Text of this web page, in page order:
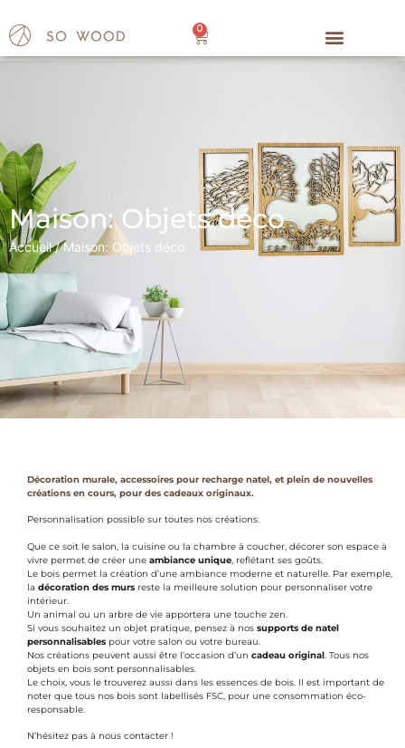
0
Maison: Objets déco
Accueil/ Maison: Objets déco
Décoration murale, accessoires pour recharge natel, et plein de nouvelles
créations en cours, pour des cadeaux originaux.
Personnalisation possible sur toutes nos créations.
Que ce soit le salon, la cuisine ou la chambre à coucher, décorer son espace à
vivre permet de créer une ambiance unique, reflétant ses goûts.
Le bois permet la création d’une ambiance moderne et naturelle. Par exemple,
la décoration des murs reste la meilleure solution pour personnaliser votre
intérieur.
Un animal ou un arbre de vie apportera une touche zen.
Si vous souhaitez un objet pratique, pensez à nos supports de natel
personnalisables pour votre salon ou votre bureau.
Nos créations peuvent aussi être l’occasion d’un cadeau original. Tous nos
objets en bois sont personnalisables.
Le choix, vous le trouverez aussi dans les essences de bois. Il est important de
noter que tous nos bois sont labellisés FSC, pour une consommation éco-
responsable.
N’hésitez pas à nous contacter !